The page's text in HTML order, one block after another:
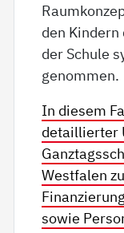
den
der Schule
genommen.
In diesem
detaillierter
Westfalen
sowie